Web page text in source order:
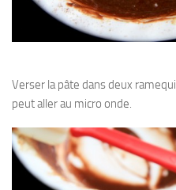
Verser la pâte dans deux
peut aller au micro onde.